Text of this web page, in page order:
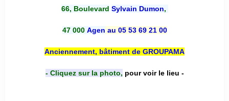
66, Boulevard Sylvain Dumon,
47 000 Agen au 05 53 69 21 00
Anciennement, bâtiment de GROUPAMA
- Cliquez sur la photo, pour voir le lieu -